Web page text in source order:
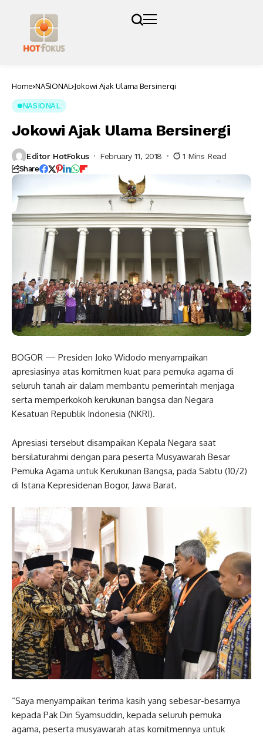
Home NASIONAL Jokowi Ajak Ulama Bersinergi
NASIONAL
Jokowi Ajak Ulama Bersinergi
Editor HotFokus February 11, 2018 1 Mins Read
Share
BOGOR — Presiden Joko Widodo menyampaikan
apresiasinya atas komitmen kuat para pemuka agama di
seluruh tanah air dalam membantu pemerintah menjaga
serta memperkokoh kerukunan bangsa dan Negara
Kesatuan Republik Indonesia (NKRI).
Apresiasi tersebut disampaikan Kepala Negara saat
bersilaturahmi dengan para peserta Musyawarah Besar
Pemuka Agama untuk Kerukunan Bangsa, pada Sabtu (10/2)
di Istana Kepresidenan Bogor, Jawa Barat.
“Saya menyampaikan terima kasih yang sebesar-besarnya
kepada Pak Din Syamsuddin, kepada seluruh pemuka
agama, peserta musyawarah atas komitmennya untuk